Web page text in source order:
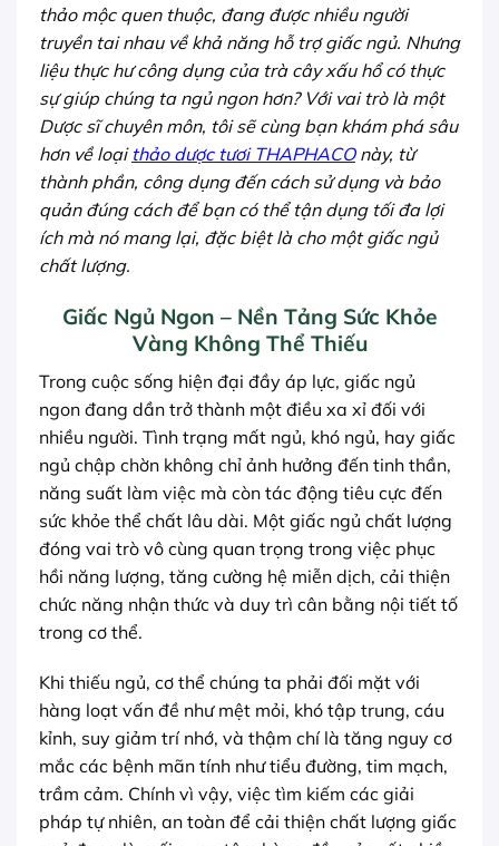
thảo mộc quen thuộc, đang được nhiều người
truyền tai nhau về khả năng hỗ trợ giấc ngủ. Nhưng
liệu thực hư công dụng của trà cây xấu hổ có thực
sự giúp chúng ta ngủ ngon hơn? Với vai trò là một
Dược sĩ chuyên môn, tôi sẽ cùng bạn khám phá sâu
hơn về loại thảo dược tươi THAPHACOnày, từ
thành phần, công dụng đến cách sử dụng và bảo
quản đúng cách để bạn có thể tận dụng tối đa lợi
ích mà nó mang lại, đặc biệt là cho một giấc ngủ
chất lượng.
Giấc Ngủ Ngon – Nền Tảng Sức Khỏe
Vàng Không Thể Thiếu
Trong cuộc sống hiện đại đầy áp lực, giấc ngủ
ngon đang dần trở thành một điều xa xỉ đối với
nhiều người. Tình trạng mất ngủ, khó ngủ, hay giấc
ngủ chập chờn không chỉ ảnh hưởng đến tinh thần,
năng suất làm việc mà còn tác động tiêu cực đến
sức khỏe thể chất lâu dài. Một giấc ngủ chất lượng
đóng vai trò vô cùng quan trọng trong việc phục
hồi năng lượng, tăng cường hệ miễn dịch, cải thiện
chức năng nhận thức và duy trì cân bằng nội tiết tố
trong cơ thể.
Khi thiếu ngủ, cơ thể chúng ta phải đối mặt với
hàng loạt vấn đề như mệt mỏi, khó tập trung, cáu
kỉnh, suy giảm trí nhớ, và thậm chí là tăng nguy cơ
mắc các bệnh mãn tính như tiểu đường, tim mạch,
trầm cảm. Chính vì vậy, việc tìm kiếm các giải
pháp tự nhiên, an toàn để cải thiện chất lượng giấc